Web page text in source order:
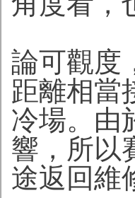
論可觀度
距離相當
冷場。由
響，所以
途返回維